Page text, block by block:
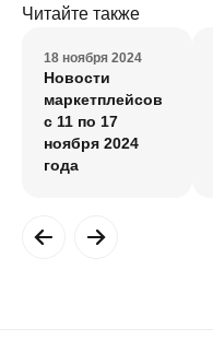
Читайте также
18 ноября 2024
Новости
маркетплейсов
с 11 по 17
ноября 2024
года